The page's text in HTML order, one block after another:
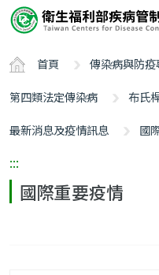
要
容
ALT+C
首頁 傳染病與防疫
第四類法定傳染病
布氏
最新消息及疫情訊息
國
:::
國際重要疫情